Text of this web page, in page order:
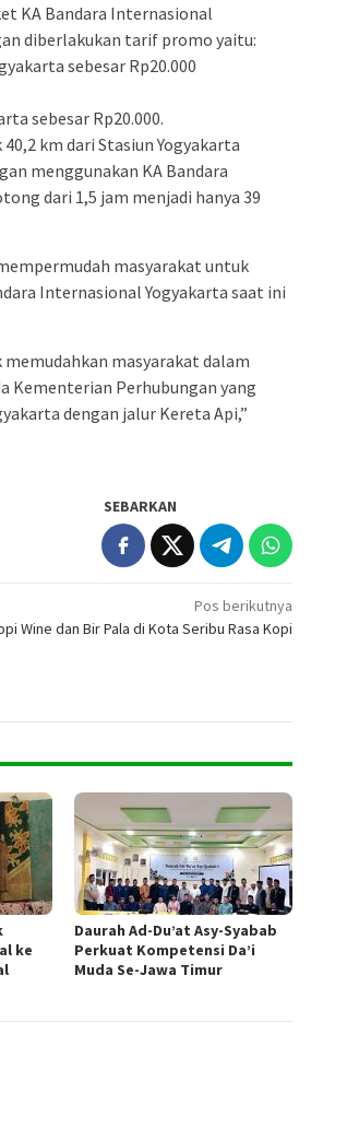
KA Bandara Internasional
diberlakukan tarif promo yaitu:
sebesar Rp20.000
sebesar Rp20.000.
km dari Stasiun Yogyakarta
menggunakan KA Bandara
dari 1,5 jam menjadi hanya 39
masyarakat untuk
Internasional Yogyakarta saat ini
masyarakat dalam
Kementerian Perhubungan yang
dengan jalur Kereta Api,”
SEBARKAN
Pos berikutnya
Wine dan Bir Pala di Kota Seribu Rasa Kopi
ke
Daurah Ad-Du’at Asy-Syabab
Perkuat Kompetensi Da’i
Muda Se-Jawa Timur